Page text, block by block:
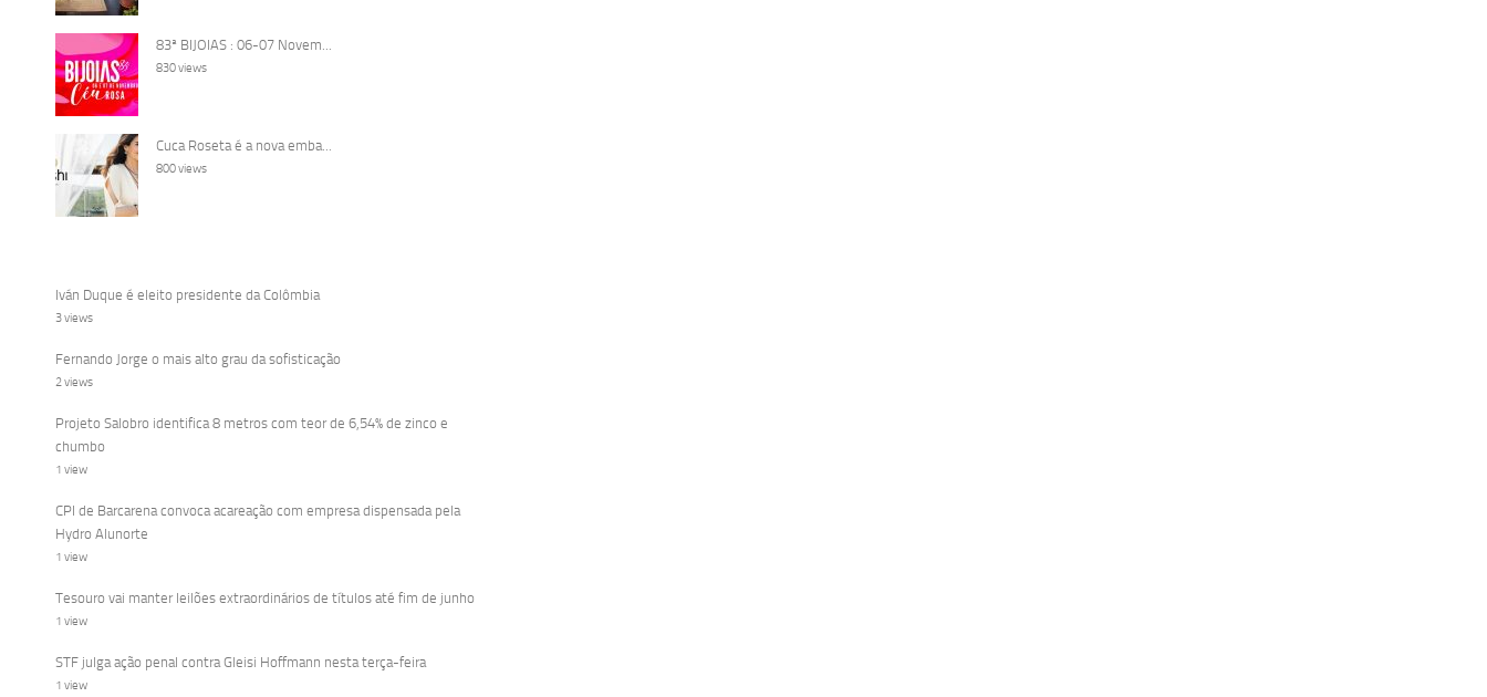
83ª BIJOIAS : 06-07 Novem...
830 views
Cuca Roseta é a nova emba...
800 views
Iván Duque é eleito presidente da Colômbia
3 views
Fernando Jorge o mais alto grau da sofisticação
2 views
Projeto Salobro identifica 8 metros com teor de 6,54% de zinco e
chumbo
1 view
CPI de Barcarena convoca acareação com empresa dispensada pela
Hydro Alunorte
1 view
Tesouro vai manter leilões extraordinários de títulos até fim de junho
1 view
STF julga ação penal contra Gleisi Hoffmann nesta terça-feira
1 view